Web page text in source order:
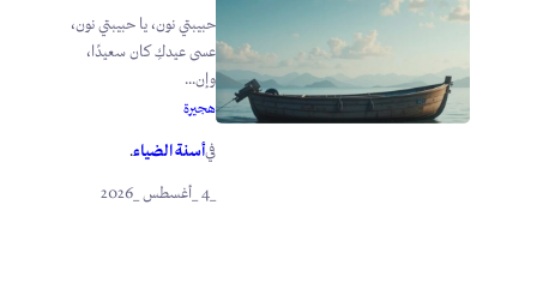
حبيبتي نون، يا حبيبتي نون،
عسى عيدكِ كان سعيدًا،
وإن...
هجيرة
فيأسنة الضياء.